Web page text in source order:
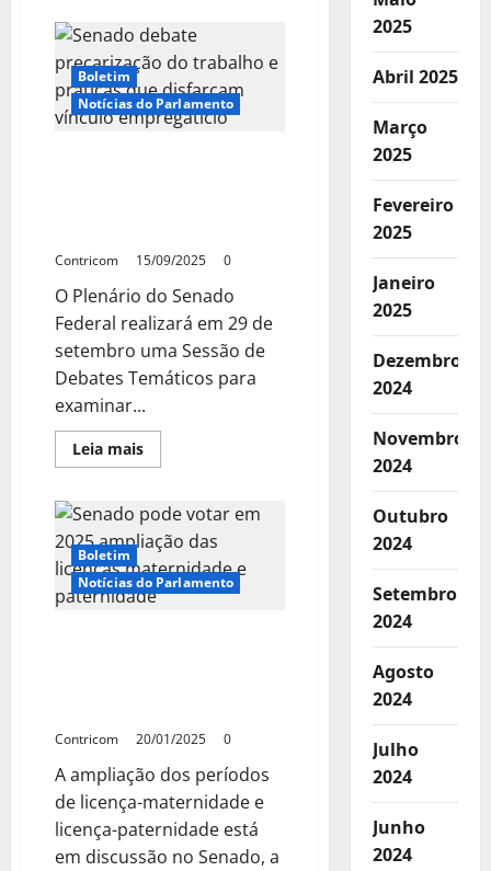
cobra
votação
sobre
jornada
de
trabalho
e
Boletim
Notícias do Parlamento
Contricom 15/09/2025 0
O Plenário do Senado
Federal realizará em 29 de
setembro uma Sessão de
Debates Temáticos para
examinar...
Leia maisLeia
mais
debate
precarização
do
trabalho
e
práticas
que
Boletim
Notícias do Parlamento
Contricom 20/01/2025 0
A ampliação dos períodos
de licença-maternidade e
licença-paternidade está
em discussão no Senado, a
2025
Abril 2025
Março
2025
Fevereiro
2025
Janeiro
2025
Dezembro
2024
Novembro
2024
Outubro
2024
Setembro
2024
Agosto
2024
Julho
2024
Junho
2024